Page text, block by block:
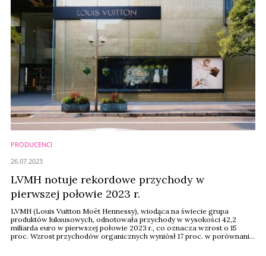
PRODUCENCI
LVMH notuje rekordowe przychody w
pierwszej połowie 2023 r.
LVMH (Louis Vuitton Moët Hennessy), wiodąca na świecie grupa
produktów luksusowych, odnotowała przychody w wysokości 42,2
miliarda euro w pierwszej połowie 2023 r., co oznacza wzrost o 15
proc. Wzrost przychodów organicznych wyniósł 17 proc. w porównaniu
26.07.2023